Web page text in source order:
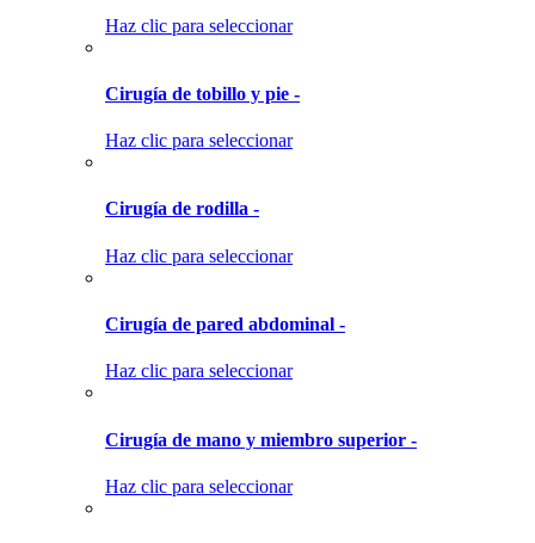
Haz clic para seleccionar
Cirugía de tobillo y pie -
Haz clic para seleccionar
Cirugía de rodilla -
Haz clic para seleccionar
Cirugía de pared abdominal -
Haz clic para seleccionar
Cirugía de mano y miembro superior -
Haz clic para seleccionar